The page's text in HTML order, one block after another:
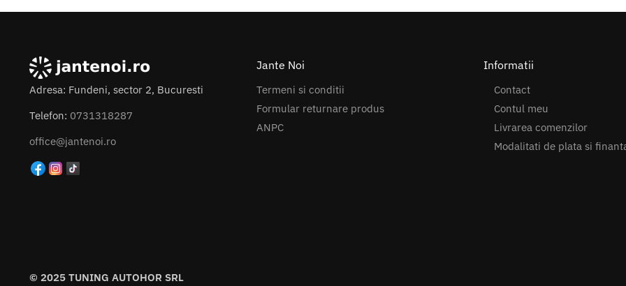
Adresa: Fundeni, sector 2, Bucuresti
Telefon: 0731318287
office@jantenoi.ro
Jante Noi
Termeni si conditii
Formular returnare produs
ANPC
Informatii
Contact
Contul meu
Livrarea comenzilor
Modalitati de plata si
© 2025 TUNING AUTOHOR SRL